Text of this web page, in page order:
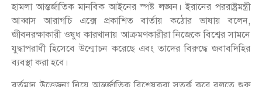
হামলা আন্তর্জাতিক মানবিক আইনের স্পষ্ট লঙ্ঘন। ইরানের পররাষ্ট্রমন্ত্রী
আব্বাস আরাগচি এক্সে প্রকাশিত বার্তায় কঠোর ভাষায় বলেন,
জীবনরক্ষাকারী ওষুধ কারখানায় আক্রমণকারীরা নিজেকে বিশ্বের সামনে
যুদ্ধাপরাধী হিসেবে উন্মোচন করেছে এবং তাদের বিরুদ্ধে জবাবদিহির
ব্যবস্থা করা হবে।